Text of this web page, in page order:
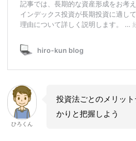
ひろくん
投資法ごとのメリッ
かりと把握しよう